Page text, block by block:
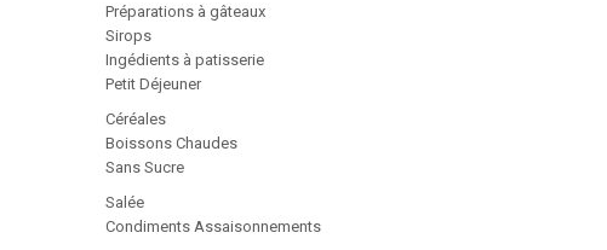
Préparations à gâteaux
Sirops
Ingédients à patisserie
Petit Déjeuner
Céréales
Boissons Chaudes
Sans Sucre
Salée
Condiments Assaisonnements